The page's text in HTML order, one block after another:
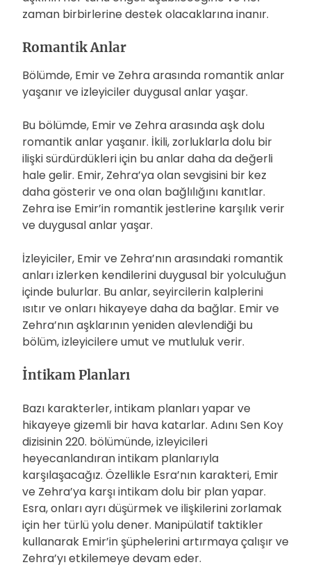
zaman birbirlerine destek olacaklarına inanır.
Romantik Anlar
Bölümde, Emir ve Zehra arasında romantik anlar
yaşanır ve izleyiciler duygusal anlar yaşar.
Bu bölümde, Emir ve Zehra arasında aşk dolu
romantik anlar yaşanır. İkili, zorluklarla dolu bir
ilişki sürdürdükleri için bu anlar daha da değerli
hale gelir. Emir, Zehra’ya olan sevgisini bir kez
daha gösterir ve ona olan bağlılığını kanıtlar.
Zehra ise Emir’in romantik jestlerine karşılık verir
ve duygusal anlar yaşar.
İzleyiciler, Emir ve Zehra’nın arasındaki romantik
anları izlerken kendilerini duygusal bir yolculuğun
içinde bulurlar. Bu anlar, seyircilerin kalplerini
ısıtır ve onları hikayeye daha da bağlar. Emir ve
Zehra’nın aşklarının yeniden alevlendiği bu
bölüm, izleyicilere umut ve mutluluk verir.
İntikam Planları
Bazı karakterler, intikam planları yapar ve
hikayeye gizemli bir hava katarlar. Adını Sen Koy
dizisinin 220. bölümünde, izleyicileri
heyecanlandıran intikam planlarıyla
karşılaşacağız. Özellikle Esra’nın karakteri, Emir
ve Zehra’ya karşı intikam dolu bir plan yapar.
Esra, onları ayrı düşürmek ve ilişkilerini zorlamak
için her türlü yolu dener. Manipülatif taktikler
kullanarak Emir’in şüphelerini artırmaya çalışır ve
Zehra’yı etkilemeye devam eder.